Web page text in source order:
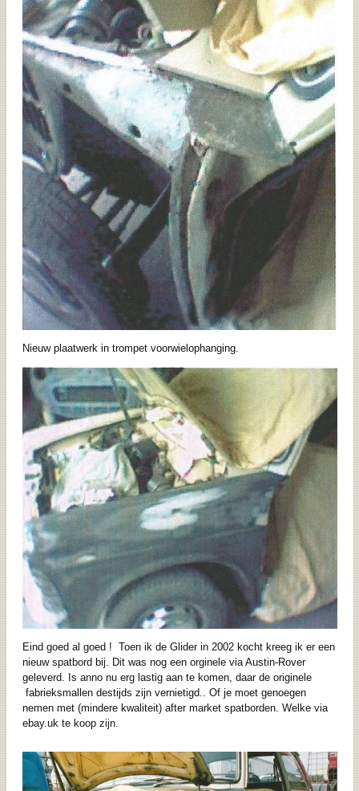
Nieuw plaatwerk in trompet voorwielophanging.
Eind goed al goed ! Toen ik de Glider in 2002 kocht kreeg ik er een
nieuw spatbord bij. Dit was nog een orginele via Austin-Rover
geleverd. Is anno nu erg lastig aan te komen, daar de originele
fabrieksmallen destijds zijn vernietigd.. Of je moet genoegen
nemen met (mindere kwaliteit) after market spatborden. Welke via
ebay.uk te koop zijn.